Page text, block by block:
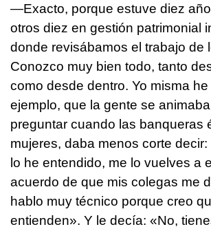
—Exacto, porque estuve diez
otros diez en gestión patrimonial
donde revisábamos el trabajo de
Conozco muy bien todo, tanto
como desde dentro. Yo misma
ejemplo, que la gente se
preguntar cuando las banqueras
mujeres, daba menos corte
lo he entendido, me lo vuelves a
acuerdo de que mis colegas me
hablo muy técnico porque creo
entienden». Y le decía: «No,